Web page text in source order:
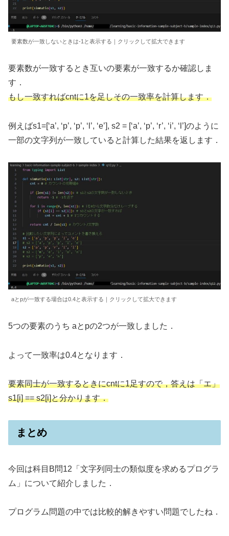
要素数が一致しないときは-1と表示する｜クリックして拡大できます
要素数が一致するとき互いの要素が一致するか確認しま
す．
もし一致すればcntに1を足しその一致率を計算します．
例えばs1=[‘a’, ‘p’, ‘p’, ‘l’, ‘e’], s2 = [‘a’, ‘p’, ‘r’, ‘i’, ‘l’]のように
一部の文字列が一致していると計算した結果を返します．
aとpが一致する場合は0.4と表示する｜クリックして拡大できます
5つの要素のうち aとpの2つが一致しました．
よって一致率は0.4となります．
要素同士が一致するときにcntに1足すので，答えは「エ」
s1[i] == s2[i]と分かります．
まとめ
今回は科目B問12「文字列同士の類似度を求めるプログラ
ム」について紹介しました．
プログラム問題の中では比較的解きやすい問題でしたね．